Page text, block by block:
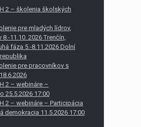
2 – školenia školských
pre mladých lídrov,
11.10. 2026 Trenčín,
fáza 5.-8.11.2026 Dolní
pre pracovníkov s
2 – webináre –
25.5.2026 17:00
2 – webináre – Participácia
demokracia 11.5.2026 17:00